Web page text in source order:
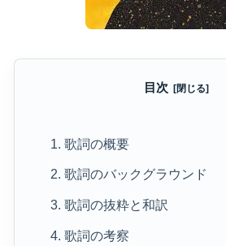
目次
1. 歌詞の概要
2. 歌詞のバックグラウンド
3. 歌詞の抜粋と和訳
4. 歌詞の考察